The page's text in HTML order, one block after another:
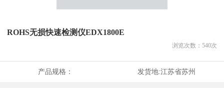
ROHS无损快速检测仪EDX1800E
浏览次数： 540次
产品规格： 发货地:江苏省苏州